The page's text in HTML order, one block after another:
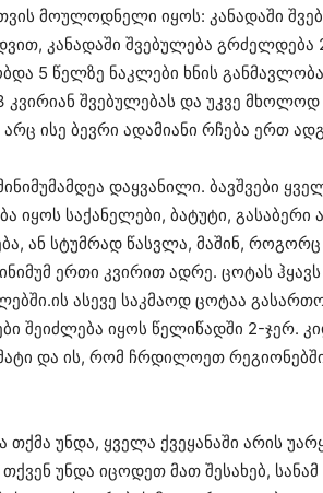
მოულოდნელი იყოს: კანადაში
კანადაში შვებულება გრძელდება
5 წელზე ნაკლები ხნის
შვებულებას და უკვე
ისე ბევრი ადამიანი რჩება ერთ
დაყვანილი. ბავშვები
იყოს საქანელები, ბატუტი, გასაბერი
ან სტუმრად წასვლა, მაშინ,
ერთი კვირით ადრე. ცოტას
ასევე საკმაოდ ცოტაა
შეიძლება იყოს წელიწადში 2-ჯერ.
და ის, რომ ჩრდილოეთ
თქმა უნდა, ყველა ქვეყანაში არის
უნდა იცოდეთ მათ შესახებ,